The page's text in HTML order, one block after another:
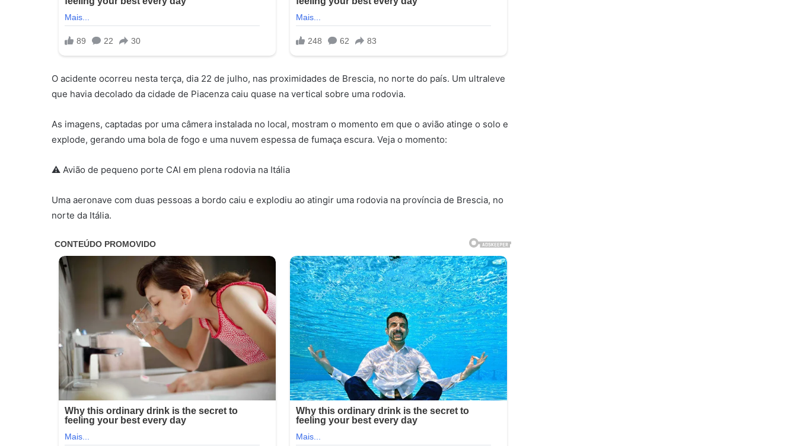
O acidente ocorreu nesta terça, dia 22 de julho, nas proximidades de Brescia, no norte do país. Um ultraleve
que havia decolado da cidade de Piacenza caiu quase na vertical sobre uma rodovia.
As imagens, captadas por uma câmera instalada no local, mostram o momento em que o avião atinge o solo e
explode, gerando uma bola de fogo e uma nuvem espessa de fumaça escura. Veja o momento:
⚠️ Avião de pequeno porte CAI em plena rodovia na Itália
Uma aeronave com duas pessoas a bordo caiu e explodiu ao atingir uma rodovia na província de Brescia, no
norte da Itália.